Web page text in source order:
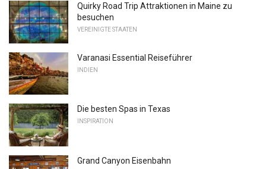
Quirky Road Trip Attraktionen in Maine zu
besuchen
VEREINIGTE STAATEN
Varanasi Essential Reiseführer
INDIEN
Die besten Spas in Texas
INSPIRATION
Grand Canyon Eisenbahn